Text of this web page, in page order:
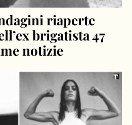
riaperte
brigatista 47
notizie